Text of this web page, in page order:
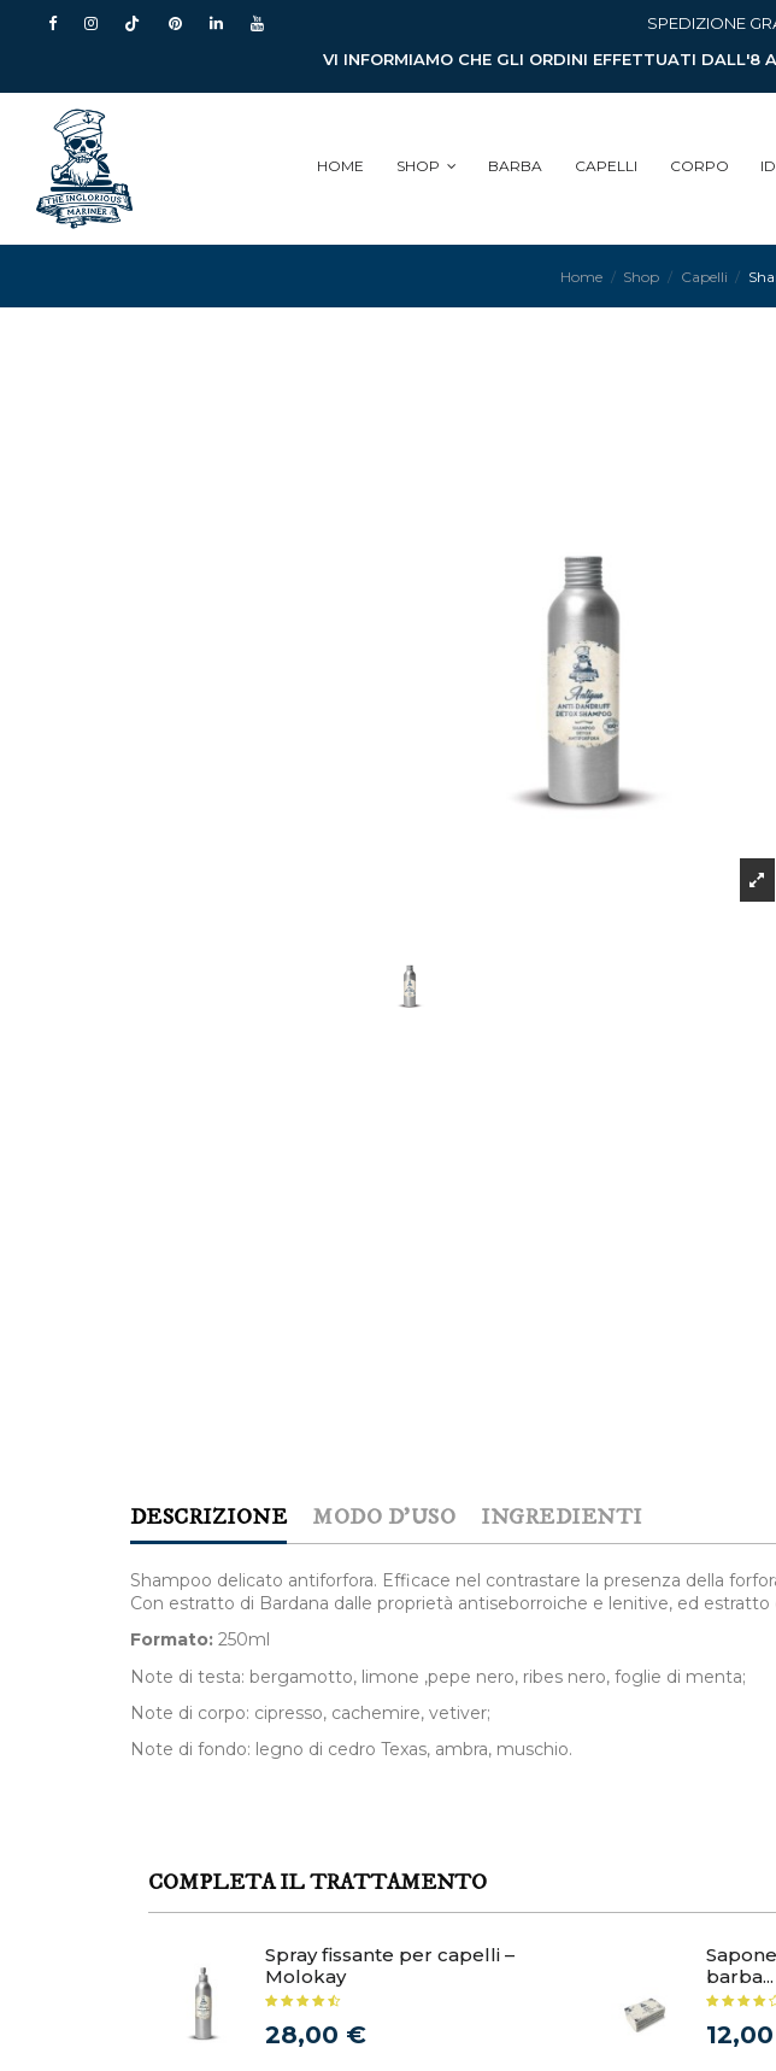
SPEDIZIONE
VI INFORMIAMO CHE GLI ORDINI EFFETTUATI DALL'8
HOME SHOP BARBA CAPELLI CORPO
Home Shop Capelli
DESCRIZIONE MODO D'USO INGREDIENTI
Shampoo delicato antiforfora. Efficace nel contrastare la presenza della
Con estratto di Bardana dalle proprietà antiseborroiche e lenitive, ed
Formato:250ml
Note di testa: bergamotto, limone ,pepe nero, ribes nero, foglie di menta;
Note di corpo: cipresso, cachemire, vetiver;
Note di fondo: legno di cedro Texas, ambra, muschio.
COMPLETA IL TRATTAMENTO
Spray fissante per capelli –
Molokay
28,00 €
barba...